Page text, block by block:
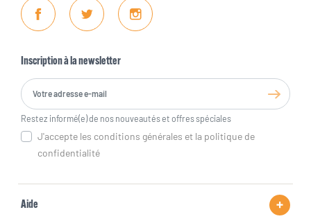
FacebookTwitter Instagram
Inscription à la newsletter
Restez informé(e) de nos nouveautés et offres spéciales
J'accepte les conditions générales et la politique de
confidentialité
Aide